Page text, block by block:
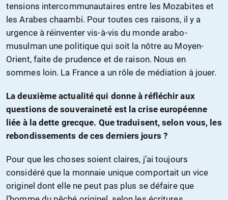
tensions intercommunautaires entre les Mozabites et
les Arabes chaambi. Pour toutes ces raisons, il y a
urgence à réinventer vis-à-vis du monde arabo-
musulman une politique qui soit la nôtre au Moyen-
Orient, faite de prudence et de raison. Nous en
sommes loin. La France a un rôle de médiation à jouer.
La deuxième actualité qui donne à réfléchir aux
questions de souveraineté est la crise européenne
liée à la dette grecque. Que traduisent, selon vous, les
rebondissements de ces derniers jours ?
Pour que les choses soient claires, j’ai toujours
considéré que la monnaie unique comportait un vice
originel dont elle ne peut pas plus se défaire que